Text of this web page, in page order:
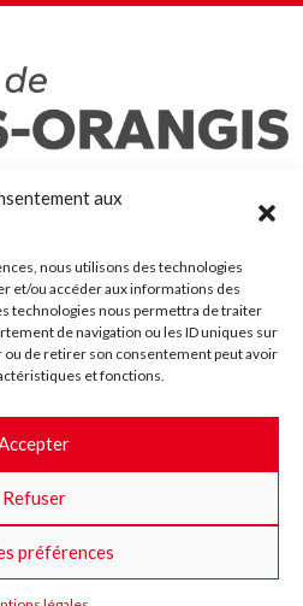
aux
nous utilisons des technologies
et/ou accéder aux informations des
technologies nous permettra de traiter
de navigation ou les ID uniques sur
ou de retirer son consentement peut avoir
et fonctions.
Refuser
préférences
Ris-Orangis
Tous droits réservés
du site
Contact
Crédits
publics
& Améliorations
InstaTwitterYoutube